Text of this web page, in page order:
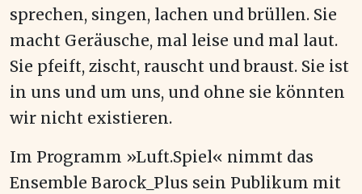
sprechen, singen, lachen und brüllen. Sie
macht Geräusche, mal leise und mal laut.
Sie pfeift, zischt, rauscht und braust. Sie ist
in uns und um uns, und ohne sie könnten
wir nicht existieren.
Im Programm »Luft.Spiel« nimmt das
Ensemble Barock_Plus sein Publikum mit